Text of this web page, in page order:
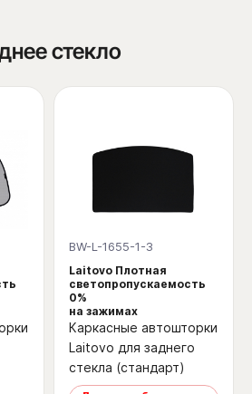
стекло
BW-L-1655-1-3
Laitovo Плотная
светопропускаемость
0%
на зажимах
Каркасные автошторки
Laitovo для заднего
стекла (стандарт)